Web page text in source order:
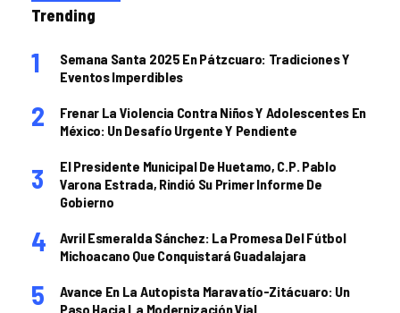
Trending
Semana Santa 2025 En Pátzcuaro: Tradiciones Y
Eventos Imperdibles
Frenar La Violencia Contra Niños Y Adolescentes En
México: Un Desafío Urgente Y Pendiente
El Presidente Municipal De Huetamo, C.P. Pablo
Varona Estrada, Rindió Su Primer Informe De
Gobierno
Avril Esmeralda Sánchez: La Promesa Del Fútbol
Michoacano Que Conquistará Guadalajara
Avance En La Autopista Maravatío-Zitácuaro: Un
Paso Hacia La Modernización Vial